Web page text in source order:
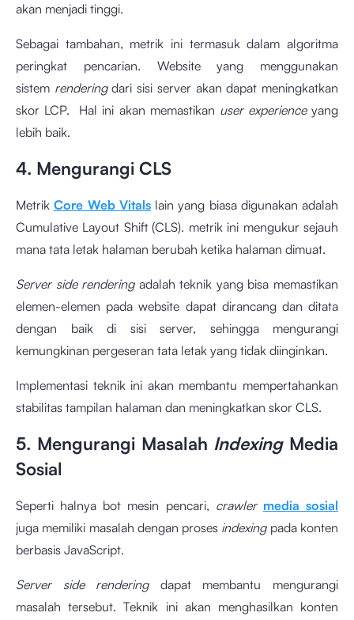
akan menjadi tinggi.
Sebagai tambahan, metrik ini termasuk dalam algoritma
peringkat pencarian. Website yang menggunakan
sistem renderingdari sisi server akan dapat meningkatkan
skor LCP. Hal ini akan memastikan user experienceyang
lebih baik.
4. Mengurangi CLS
MetrikCore Web Vitalslain yang biasa digunakan adalah
Cumulative Layout Shift (CLS). metrik ini mengukur sejauh
mana tata letak halaman berubah ketika halaman dimuat.
Server side rendering adalah teknik yang bisa memastikan
elemen-elemen pada website dapat dirancang dan ditata
dengan baik di sisi server, sehingga mengurangi
kemungkinan pergeseran tata letak yang tidak diinginkan.
Implementasi teknik ini akan membantu mempertahankan
stabilitas tampilan halaman dan meningkatkan skor CLS.
5. Mengurangi Masalah Indexing Media
Sosial
Seperti halnya bot mesin pencari, crawler media sosial
juga memiliki masalah dengan proses indexing pada konten
berbasis JavaScript.
Server side renderingdapat membantu mengurangi
masalah tersebut. Teknik ini akan menghasilkan konten